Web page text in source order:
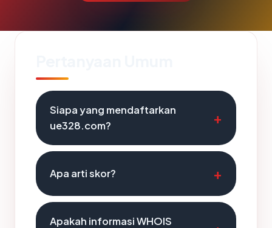
Siapa yang mendaftarkan
ue328.com?
Apa arti skor?
Apakah informasi WHOIS